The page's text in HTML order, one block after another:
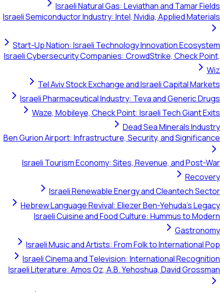
Israeli Natural Gas: Leviathan and Tamar
Israeli Semiconductor Industry: Intel, Nvidia, Applied
Start-Up Nation: Israeli Technology Innovation
Israeli Cybersecurity Companies: CrowdStrike, Check
Tel Aviv Stock Exchange and Israeli Capital
Israeli Pharmaceutical Industry: Teva and Generic
Waze, Mobileye, Check Point: Israeli Tech Giant
Dead Sea Minerals
Ben Gurion Airport: Infrastructure, Security, and
Israeli Tourism Economy: Sites, Revenue, and Post-
Israeli Renewable Energy and Cleantech
Hebrew Language Revival: Eliezer Ben-Yehuda's
Israeli Cuisine and Food Culture: Hummus to
Israeli Music and Artists: From Folk to International
Israeli Cinema and Television: International
Israeli Literature: Amos Oz, A.B. Yehoshua, David